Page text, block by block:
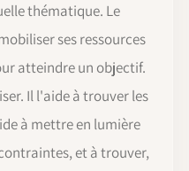
thématique. Le
ses ressources
atteindre un objectif.
Il l'aide à trouver les
à mettre en lumière
et à trouver,